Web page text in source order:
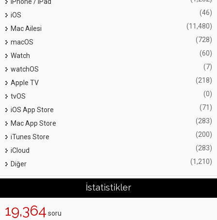
iOS (46)
Mac Ailesi (11,480)
macOS (728)
Watch (60)
watchOS (7)
Apple TV (218)
tvOS (0)
iOS App Store (71)
Mac App Store (283)
iTunes Store (200)
iCloud (283)
Diğer (1,210)
İstatistikler
19,364 soru